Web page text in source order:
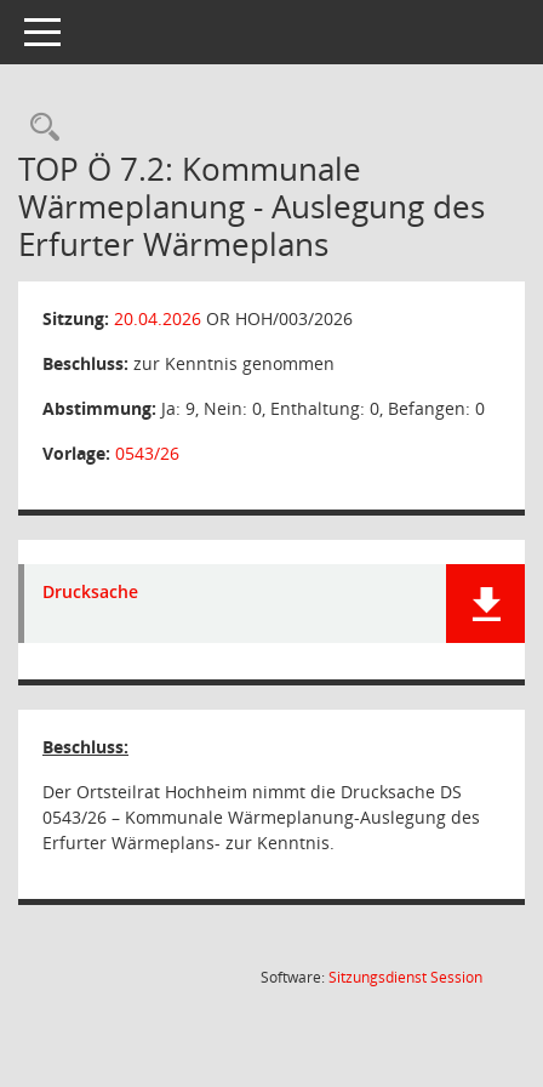
Toggle navigation
Rechercheauswahl
TOP Ö 7.2: Kommunale
Wärmeplanung - Auslegung des
Erfurter Wärmeplans
Sitzung: 20.04.2026 OR HOH/003/2026
Beschluss: zur Kenntnis genommen
Abstimmung: Ja: 9, Nein: 0, Enthaltung: 0, Befangen: 0
Vorlage: 0543/26
Drucksache
Beschluss:
Der Ortsteilrat Hochheim nimmt die Drucksache DS
0543/26 – Kommunale Wärmeplanung-Auslegung des
Erfurter Wärmeplans- zur Kenntnis.
Software:SitzungsdienstSession(Wird in